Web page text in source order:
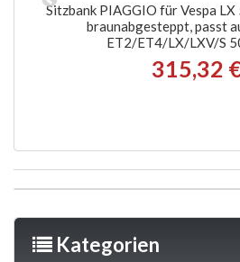
Sitzbank PIAGGIO für Vespa
braunabgesteppt, passt
ET2/ET4/LX/LXV/S
315,32
Kategorien